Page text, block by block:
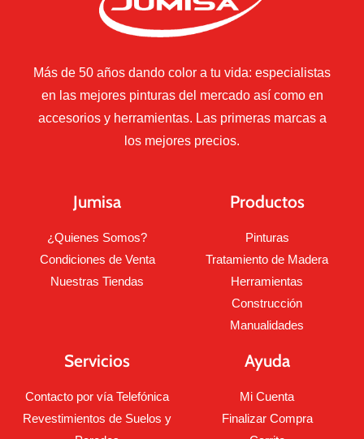
Más de 50 años dando color a tu vida: especialistas
en las mejores pinturas del mercado así como en
accesorios y herramientas. Las primeras marcas a
los mejores precios.
Jumisa
¿Quienes Somos?
Condiciones de Venta
Nuestras Tiendas
Productos
Pinturas
Tratamiento de Madera
Herramientas
Construcción
Manualidades
Servicios
Contacto por vía Telefónica
Revestimientos de Suelos y
Ayuda
Mi Cuenta
Finalizar Compra